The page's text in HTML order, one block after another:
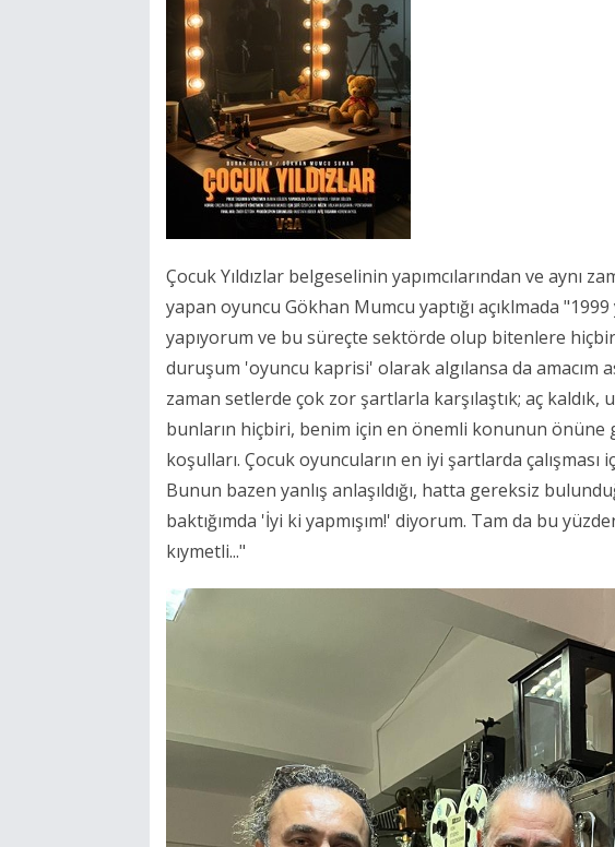
Çocuk Yıldızlar belgeselinin yapımcılarından ve aynı
yapan oyuncu Gökhan Mumcu yaptığı açıklmada
yapıyorum ve bu süreçte sektörde olup bitenlere
duruşum 'oyuncu kaprisi' olarak algılansa da amacım
zaman setlerde çok zor şartlarla karşılaştık; aç kaldık,
bunların hiçbiri, benim için en önemli konunun önüne
koşulları. Çocuk oyuncuların en iyi şartlarda
Bunun bazen yanlış anlaşıldığı, hatta gereksiz
baktığımda 'İyi ki yapmışım!' diyorum. Tam da bu
kıymetli..."